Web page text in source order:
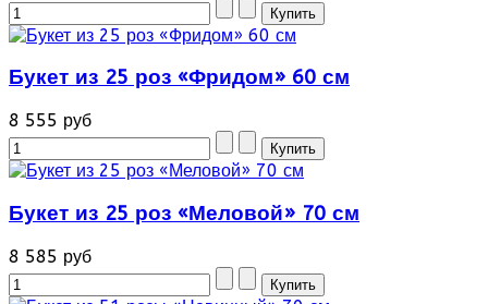
Букет из 25 роз «Фридом» 60 см
8 555 руб
Букет из 25 роз «Меловой» 70 см
8 585 руб